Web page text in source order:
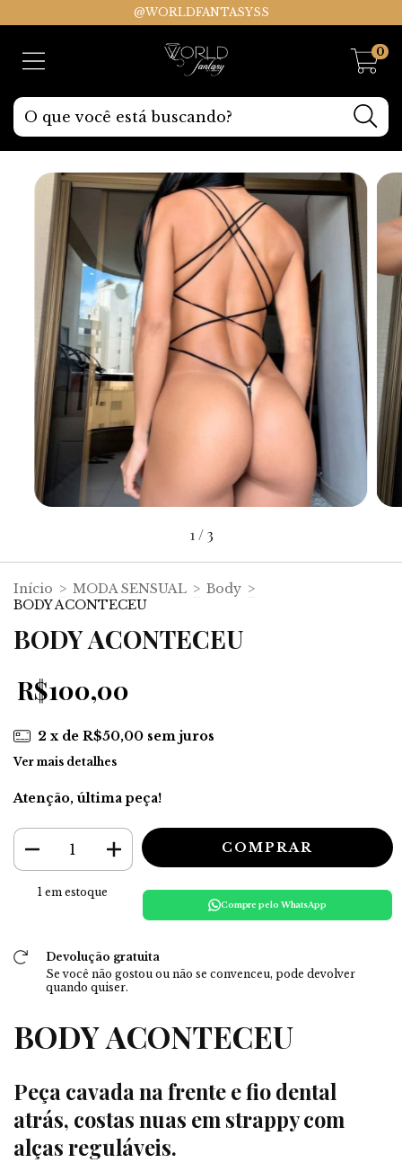
@WORLDFANTASYSS
0
1 /3
Início > MODA SENSUAL > Body >
BODY ACONTECEU
BODY ACONTECEU
R$100,00
2 x de R$50,00 sem juros
Ver mais detalhes
Atenção, última peça!
1 em estoque
Compre pelo WhatsApp
Devolução gratuita
Se você não gostou ou não se convenceu, pode devolver
quando quiser.
BODY ACONTECEU
Peça cavada na frente e fio dental
atrás, costas nuas em strappy com
alças reguláveis.